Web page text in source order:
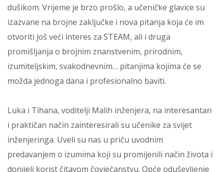
dušikom. Vrijeme je brzo prošlo, a učeničke glavice su
izazvane na brojne zaključke i nova pitanja koja će im
otvoriti još veći interes za STEAM, ali i druga
promišljanja o brojnim znanstvenim, prirodnim,
izumiteljskim, svakodnevnim… pitanjima kojima će se
možda jednoga dana i profesionalno baviti.
Luka i Tihana, voditelji Malih inženjera, na interesantan
i praktičan način zainteresirali su učenike za svijet
inženjeringa. Uveli su nas u priču uvodnim
predavanjem o izumima koji su promijenili način života i
donijeli korist čitavom čovječanstvu. Opće oduševljenje